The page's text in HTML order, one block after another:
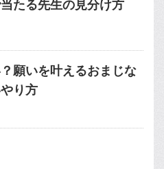
たる先生の見分け方
願いを叶えるおまじな
り方